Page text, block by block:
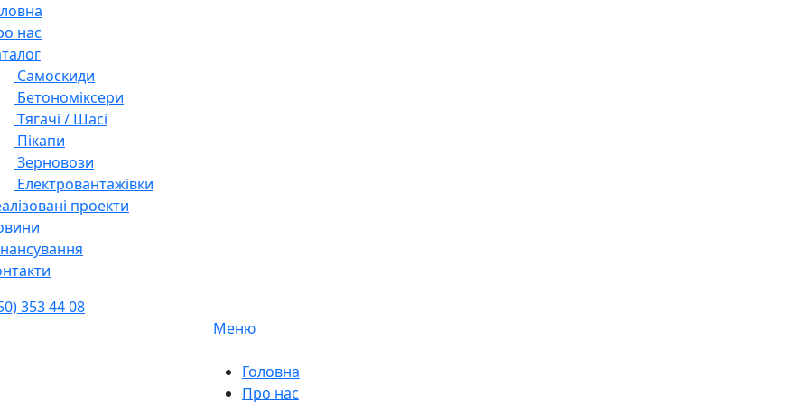
нас
Самоскиди
Бетономіксери
Тягачі / Шасі
Пікапи
Зерновози
Електровантажівки
проекти
353 44 08
Меню
Головна
Про нас